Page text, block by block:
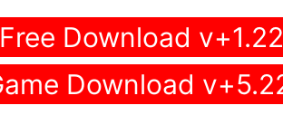
Free Download v+1.22